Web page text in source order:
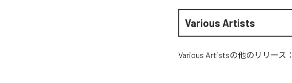
Various Artists
Various Artistsの他のリリース：